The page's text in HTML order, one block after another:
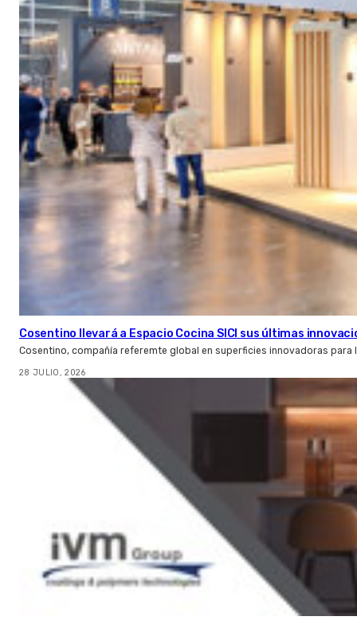
Cosentino llevará a Espacio Cocina SICI sus últimas
Cosentino, compañía referemte global en superficies innovadoras
28 JULIO, 2026